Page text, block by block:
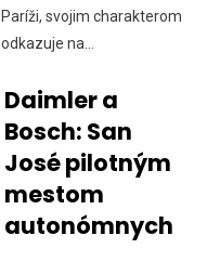
Paríži, svojim charakterom
odkazuje na…
Daimler a
Bosch: San
José pilotným
mestom
autonómnych